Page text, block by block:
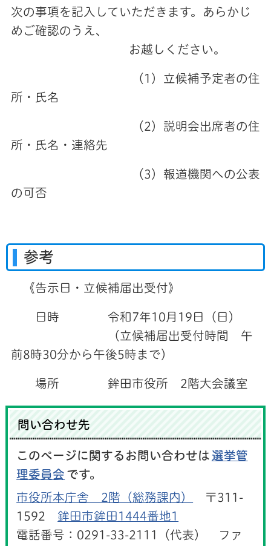
次の事項を記入していただきます。あらかじ
めご確認のうえ、
お越しください。
（1）立候補予定者の住
所・氏名
（2）説明会出席者の住
所・氏名・連絡先
（3）報道機関への公表
の可否
参考
《告示日・立候補届出受付》
日時 令和7年10月19日（日）
（立候補届出受付時間 午
前8時30分から午後5時まで）
場所 鉾田市役所 2階大会議室
問い合わせ先
このページに関するお問い合わせは 選挙管
理委員会 です。
市役所本庁舎 2階（総務課内）
〒311-
1592 鉾田市鉾田1444番地1
電話番号：0291-33-2111（代表） ファ